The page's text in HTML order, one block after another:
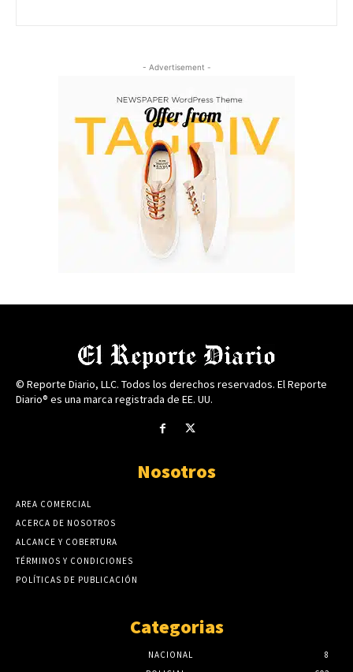
- Advertisement -
© Reporte Diario, LLC. Todos los derechos reservados. El Reporte
Diario® es una marca registrada de EE. UU.
Nosotros
AREA COMERCIAL
ACERCA DE NOSOTROS
ALCANCE Y COBERTURA
TÉRMINOS Y CONDICIONES
POLÍTICAS DE PUBLICACIÓN
Categorias
NACIONAL
8